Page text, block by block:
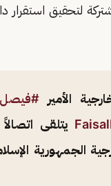
لتحقيق استقرار
الأمير
يتلقى
الجمهورية